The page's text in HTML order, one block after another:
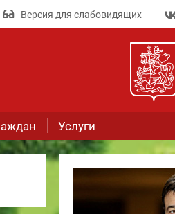
Версия для слабовидящих
Услуги